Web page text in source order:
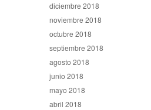
diciembre 2018
noviembre 2018
octubre 2018
septiembre 2018
agosto 2018
junio 2018
mayo 2018
abril 2018